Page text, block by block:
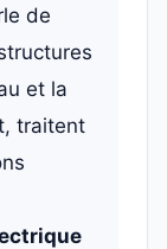
de
et la
traitent